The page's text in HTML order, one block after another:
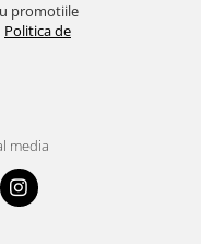
promotiile
Politica de
media